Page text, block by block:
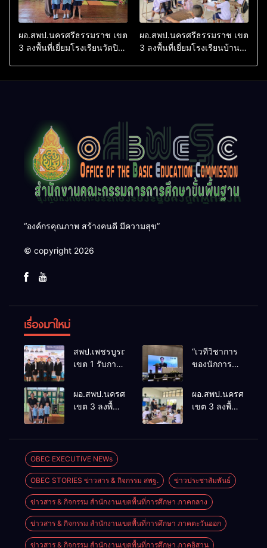
ผอ.สพป.นครศรีธรรมราช เขต
3 ลงพื้นที่เยี่ยมโรงเรียนวัดปิยา
ผอ.สพป.นครศรีธรรมราช เขต
3 ลงพื้นที่เยี่ยมโรงเรียนบ้าน
“องค์กรคุณภาพ สร้างคนดี มีความสุข”
© copyright 2026
เรื่องมาใหม่
สพป.เพชรบูรณ์
เขต 1 รับการ
ประเมินผล
เชิงประจักษ์
ต้นแบบ”
ระดับประเทศ
รุ่นที่ 3 ประจำ
ปีงบประมาณ
พ.ศ. 2569
“เวทีวิชาการ
ของนักการ
ThaiCER
International
Research
(ThaiCER)
2026
ผอ.สพป.นครศรีธรรมราช
เขต 3 ลงพื้นที่
ปากพนัง
ผอ.สพป.นครศรีธรร
เขต 3 ลงพื้นที่
OBEC EXECUTIVE NEWs
OBEC STORIES ข่าวสาร & กิจกรรม สพฐ. ข่าวประชาสัมพันธ์
ข่าวสาร & กิจกรรม สำนักงานเขตพื้นที่การศึกษา ภาคกลาง
ข่าวสาร & กิจกรรม สำนักงานเขตพื้นที่การศึกษา ภาคตะวันออก
ข่าวสาร & กิจกรรม สำนักงานเขตพื้นที่การศึกษา ภาคอิสาน